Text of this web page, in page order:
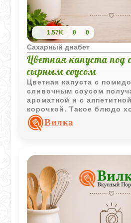
1,57K 0 0
Сахарный диабет
Цветная капуста под
сырным соусом
Цветная капуста с
сливочным соусом
ароматной и с
корочкой. Такое блюдо
для домашнего обеда
ужина.Вилка